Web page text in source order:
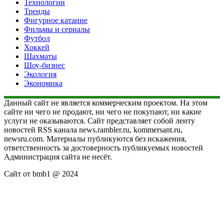
Технологии
Тренды
Фигурное катание
Фильмы и сериалы
Футбол
Хоккей
Шахматы
Шоу-бизнес
Экология
Экономика
Данный сайт не является коммерческим проектом. На этом
сайте ни чего не продают, ни чего не покупают, ни какие
услуги не оказываются. Сайт представляет собой ленту
новостей RSS канала news.rambler.ru, kommersant.ru,
newsru.com. Материалы публикуются без искажения,
ответственность за достоверность публикуемых новостей
Администрация сайта не несёт.
Сайт от bmb1 @ 2024